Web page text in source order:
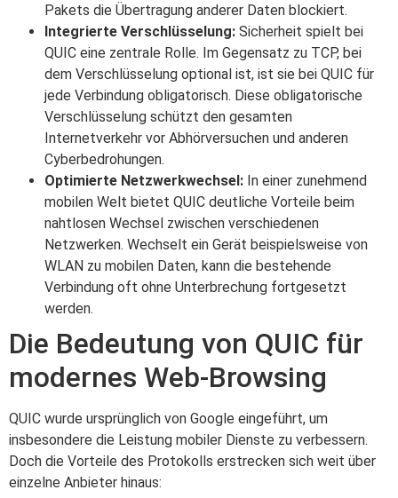
Pakets die Übertragung anderer Daten blockiert.
Integrierte Verschlüsselung: Sicherheit spielt bei
QUIC eine zentrale Rolle. Im Gegensatz zu TCP, bei
dem Verschlüsselung optional ist, ist sie bei QUIC für
jede Verbindung obligatorisch. Diese obligatorische
Verschlüsselung schützt den gesamten
Internetverkehr vor Abhörversuchen und anderen
Cyberbedrohungen.
Optimierte Netzwerkwechsel: In einer zunehmend
mobilen Welt bietet QUIC deutliche Vorteile beim
nahtlosen Wechsel zwischen verschiedenen
Netzwerken. Wechselt ein Gerät beispielsweise von
WLAN zu mobilen Daten, kann die bestehende
Verbindung oft ohne Unterbrechung fortgesetzt
werden.
Die Bedeutung von QUIC für
modernes Web-Browsing
QUIC wurde ursprünglich von Google eingeführt, um
insbesondere die Leistung mobiler Dienste zu verbessern.
Doch die Vorteile des Protokolls erstrecken sich weit über
einzelne Anbieter hinaus: